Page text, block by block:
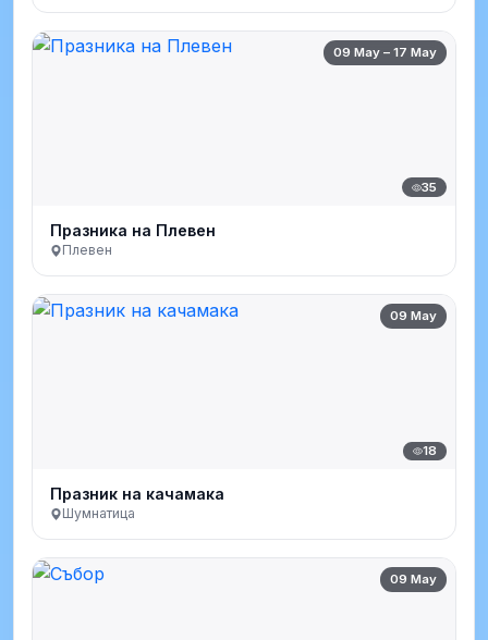
09 May – 17 May
35
Празника на Плевен
Плевен
09 May
18
Празник на качамака
Шумнатица
09 May